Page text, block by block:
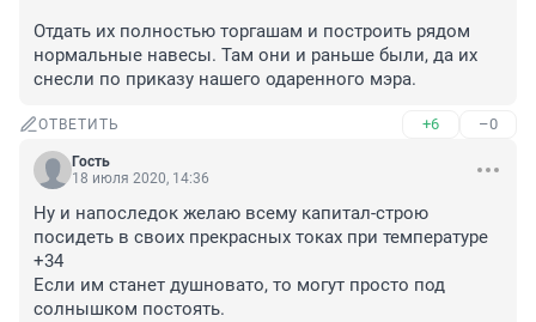
Отдать их полностью торгашам и построить рядом
нормальные навесы. Там они и раньше были, да их
снесли по приказу нашего одаренного мэра.
ОТВЕТИТЬ +6 –0
Гость
18 июля 2020, 14:36
Ну и напоследок желаю всему капитал-строю
посидеть в своих прекрасных токах при температуре
+34
Если им станет душновато, то могут просто под
солнышком постоять.